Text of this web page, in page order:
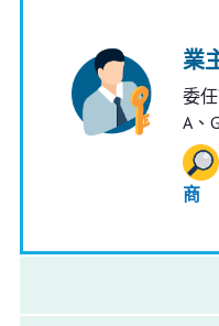
業
委任
A、
商